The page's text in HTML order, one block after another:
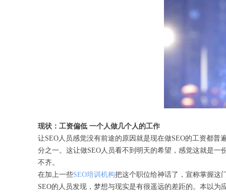
现状：工资偏低 一个人做几个人的工作
让SEO人员感觉没有前途的原因就是现在做SEO的工资都普
分之一。这让做SEO人员看不到明天的希望，感觉这就是
不齐。
在加上一些SEO培训机构把这个职位给神话了，宣称掌握这
SEO的人员发现，梦想与现实是有很遥远的差距的。本以